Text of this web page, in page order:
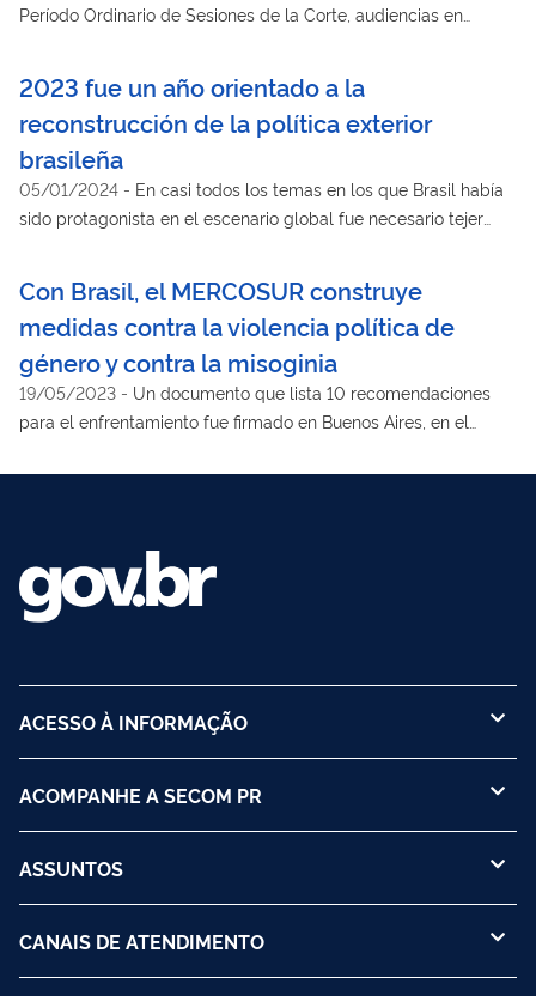
Período Ordinario de Sesiones de la Corte, audiencias en
transmisión en vivo por YouTube
2023 fue un año orientado a la
reconstrucción de la política exterior
brasileña
05/01/2024 - En casi todos los temas en los que Brasil había
sido protagonista en el escenario global fue necesario tejer
Con Brasil, el MERCOSUR construye
medidas contra la violencia política de
género y contra la misoginia
19/05/2023 - Un documento que lista 10 recomendaciones
para el enfrentamiento fue firmado en Buenos Aires, en el
Mujer del MERCOSUR (RMAAM)
ACESSO À INFORMAÇÃO
ACOMPANHE A SECOM PR
ASSUNTOS
CANAIS DE ATENDIMENTO